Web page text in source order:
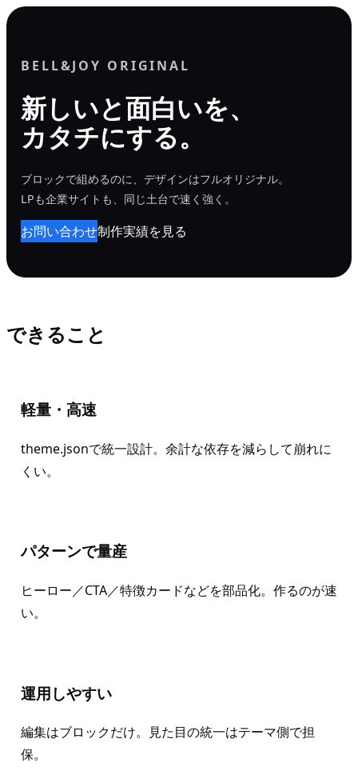
内
BELL&JOY ORIGINAL
新しいと面白いを、
カタチにする。
ブロックで組めるのに、デザインはフルオリジナル。
LPも企業サイトも、同じ土台で速く強く。
お問い合わせ制作実績を見る
できること
軽量・高速
theme.jsonで統一設計。余計な依存を減らして崩れに
くい。
パターンで量産
ヒーロー／CTA／特徴カードなどを部品化。作るのが速
い。
運用しやすい
編集はブロックだけ。見た目の統一はテーマ側で担
保。